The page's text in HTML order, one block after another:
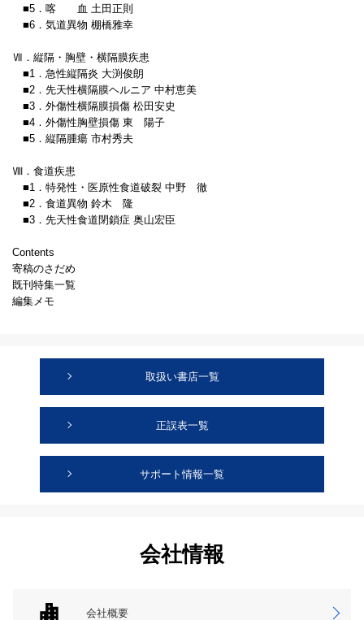
■5．喀 血 土田正則
■6．気道異物 棚橋雅幸
Ⅶ．縦隔・胸壁・横隔膜疾患
■1．急性縦隔炎 大渕俊朗
■2．先天性横隔膜ヘルニア 中村恵美
■3．外傷性横隔膜損傷 松田安史
■4．外傷性胸壁損傷 東 陽子
■5．縦隔腫瘍 市村秀夫
Ⅷ．食道疾患
■1．特発性・医原性食道破裂 中野 徹
■2．食道異物 鈴木 隆
■3．先天性食道閉鎖症 奥山宏臣
Contents
寄稿のさだめ
既刊特集一覧
編集メモ
取扱い書店一覧
正誤表一覧
サポート情報一覧
会社情報
会社概要